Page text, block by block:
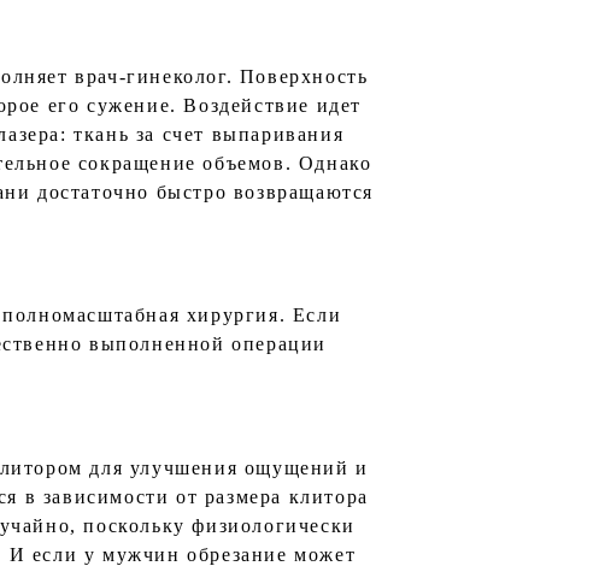
врач-гинеколог. Поверхность
его сужение. Воздействие идет
ткань за счет выпаривания
сокращение объемов. Однако
достаточно быстро возвращаются
хирургия. Если
выполненной операции
для улучшения ощущений и
в зависимости от размера клитора
поскольку физиологически
И если у мужчин обрезание может